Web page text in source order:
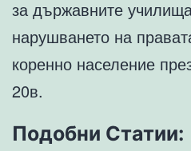
за държавните
нарушването на
коренно население
20в.
Подобни Статии: